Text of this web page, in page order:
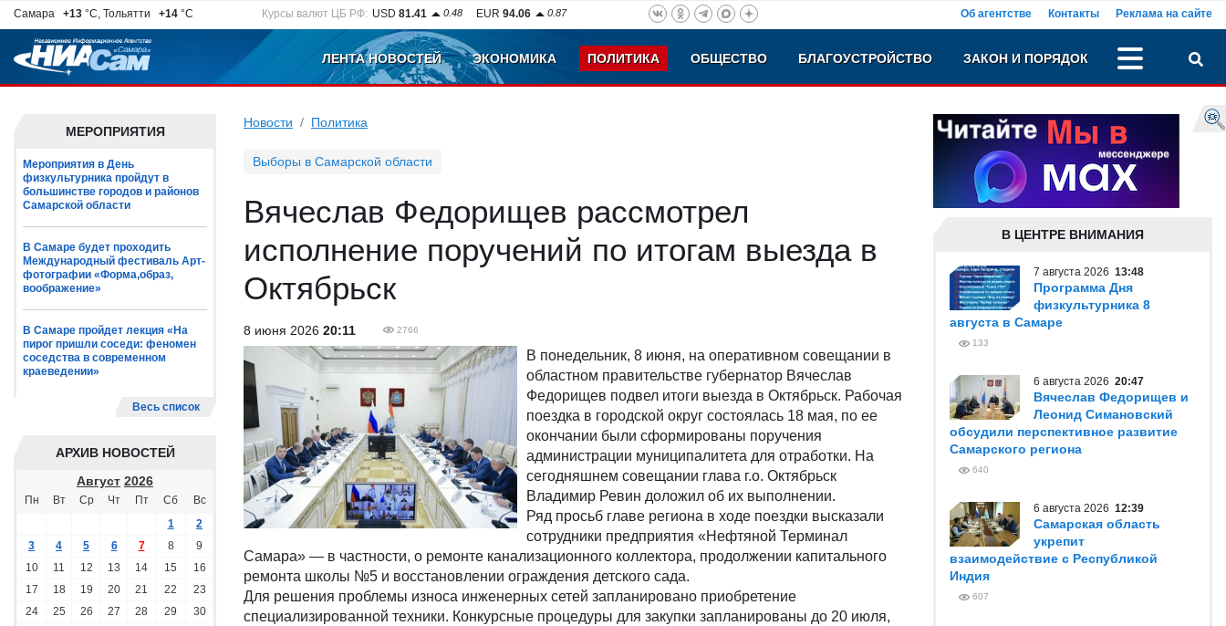
Самара +13 °C, Тольятти +14 °C Курсы валют ЦБ РФ: USD 81.41 0.48 EUR 94.06 0.87 Об агентстве Контакты Реклама на сайте
ЛЕНТА НОВОСТЕЙ ЭКОНОМИКА ПОЛИТИКА ОБЩЕСТВО БЛАГОУСТРОЙСТВО ЗАКОН И ПОРЯДОК
МЕРОПРИЯТИЯ
Мероприятия в День
физкультурника пройдут в
большинстве городов и районов
Самарской области
В Самаре будет проходить
Международный фестиваль Арт-
фотографии «Форма,образ,
воображение»
В Самаре пройдет лекция «На
пирог пришли соседи: феномен
соседства в современном
краеведении»
Весь список
АРХИВ НОВОСТЕЙ
Август 2026
Пн Вт Ср Чт Пт Сб
Вс
1
2
3
4 5 6 7 8
9
10
11 12 13 14 15
16
17
18 19 20 21 22
23
24
25 26 27 28 29
30
Новости Политика
Выборы в Самарской области
Вячеслав Федорищев рассмотрел
исполнение поручений по итогам выезда в
Октябрьск
8 июня 2026 20:11 2766
В понедельник, 8 июня, на оперативном совещании в
областном правительстве губернатор Вячеслав
Федорищев подвел итоги выезда в Октябрьск. Рабочая
поездка в городской округ состоялась 18 мая, по ее
окончании были сформированы поручения
администрации муниципалитета для отработки. На
сегодняшнем совещании глава г.о. Октябрьск
Владимир Ревин доложил об их выполнении.
Ряд просьб главе региона в ходе поездки высказали
сотрудники предприятия «Нефтяной Терминал
Самара» — в частности, о ремонте канализационного коллектора, продолжении капитального
ремонта школы №5 и восстановлении ограждения детского сада.
Для решения проблемы износа инженерных сетей запланировано приобретение
специализированной техники. Конкурсные процедуры для закупки запланированы до 20 июля,
В ЦЕНТРЕ ВНИМАНИЯ
7 августа 2026 13:48
Программа Дня
физкультурника 8
августа в Самаре
133
6 августа 2026 20:47
Вячеслав Федорищев и
Леонид Симановский
обсудили перспективное развитие
Самарского региона
640
6 августа 2026 12:39
Самарская область
укрепит
взаимодействие с Республикой
Индия
607